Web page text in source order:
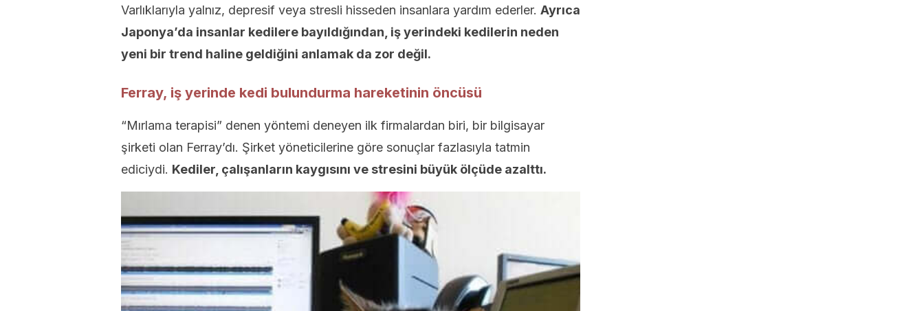
Varlıklarıyla yalnız, depresif veya stresli hisseden insanlara yardım ederler. Ayrıca
Japonya’da insanlar kedilere bayıldığından, iş yerindeki kedilerin neden
yeni bir trend haline geldiğini anlamak da zor değil.
Ferray, iş yerinde kedi bulundurma hareketinin öncüsü
“Mırlama terapisi” denen yöntemi deneyen ilk firmalardan biri, bir bilgisayar
şirketi olan Ferray’dı. Şirket yöneticilerine göre sonuçlar fazlasıyla tatmin
ediciydi. Kediler, çalışanların kaygısını ve stresini büyük ölçüde azalttı.